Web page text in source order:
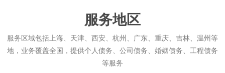
服务地区
服务区域包括上海、天津、西安、杭州、广东、重庆、吉林、温州等
地，业务覆盖全国，提供个人债务、公司债务、婚姻债务、工程债务
等服务